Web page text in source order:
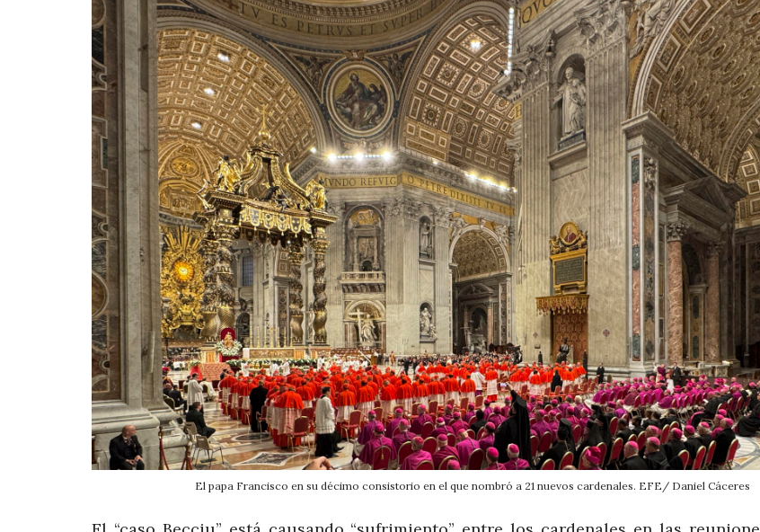
El papa Francisco en su décimo consistorio en el que nombró a 21 nuevos cardenales. EFE/ Daniel Cáceres